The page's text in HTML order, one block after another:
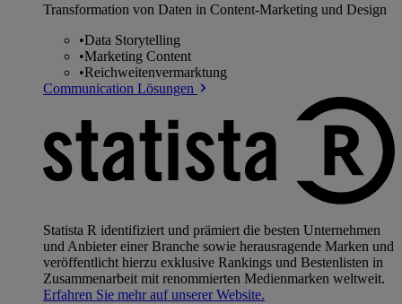
Transformation von Daten in Content-Marketing und Design
•Data Storytelling
•Marketing Content
•Reichweitenvermarktung
Communication Lösungen
Statista R identifiziert und prämiert die besten Unternehmen
und Anbieter einer Branche sowie herausragende Marken und
veröffentlicht hierzu exklusive Rankings und Bestenlisten in
Zusammenarbeit mit renommierten Medienmarken weltweit.
Erfahren Sie mehr auf unserer Website.